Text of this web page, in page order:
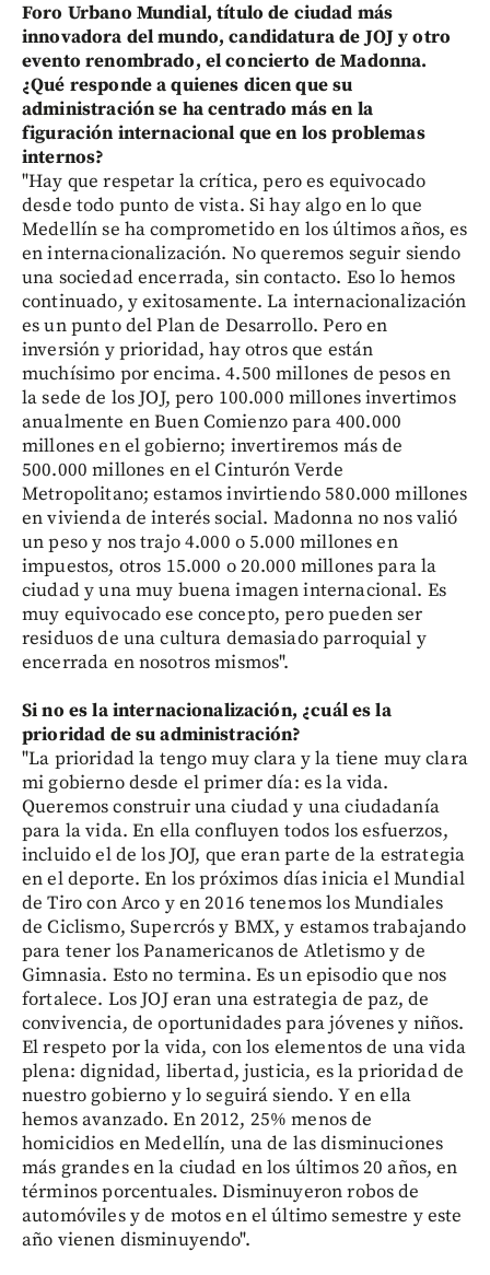
Foro Urbano Mundial, título de ciudad más
innovadora del mundo, candidatura de JOJ y otro
evento renombrado, el concierto de Madonna.
¿Qué responde a quienes dicen que su
administración se ha centrado más en la
figuración internacional que en los problemas
internos?
"Hay que respetar la crítica, pero es equivocado
desde todo punto de vista. Si hay algo en lo que
Medellín se ha comprometido en los últimos años, es
en internacionalización. No queremos seguir siendo
una sociedad encerrada, sin contacto. Eso lo hemos
continuado, y exitosamente. La internacionalización
es un punto del Plan de Desarrollo. Pero en
inversión y prioridad, hay otros que están
muchísimo por encima. 4.500 millones de pesos en
la sede de los JOJ, pero 100.000 millones invertimos
anualmente en Buen Comienzo para 400.000
millones en el gobierno; invertiremos más de
500.000 millones en el Cinturón Verde
Metropolitano; estamos invirtiendo 580.000 millones
en vivienda de interés social. Madonna no nos valió
un peso y nos trajo 4.000 o 5.000 millones en
impuestos, otros 15.000 o 20.000 millones para la
ciudad y una muy buena imagen internacional. Es
muy equivocado ese concepto, pero pueden ser
residuos de una cultura demasiado parroquial y
encerrada en nosotros mismos".
Si no es la internacionalización, ¿cuál es la
prioridad de su administración?
"La prioridad la tengo muy clara y la tiene muy clara
mi gobierno desde el primer día: es la vida.
Queremos construir una ciudad y una ciudadanía
para la vida. En ella confluyen todos los esfuerzos,
incluido el de los JOJ, que eran parte de la estrategia
en el deporte. En los próximos días inicia el Mundial
de Tiro con Arco y en 2016 tenemos los Mundiales
de Ciclismo, Supercrós y BMX, y estamos trabajando
para tener los Panamericanos de Atletismo y de
Gimnasia. Esto no termina. Es un episodio que nos
fortalece. Los JOJ eran una estrategia de paz, de
convivencia, de oportunidades para jóvenes y niños.
El respeto por la vida, con los elementos de una vida
plena: dignidad, libertad, justicia, es la prioridad de
nuestro gobierno y lo seguirá siendo. Y en ella
hemos avanzado. En 2012, 25% menos de
homicidios en Medellín, una de las disminuciones
más grandes en la ciudad en los últimos 20 años, en
términos porcentuales. Disminuyeron robos de
automóviles y de motos en el último semestre y este
año vienen disminuyendo".